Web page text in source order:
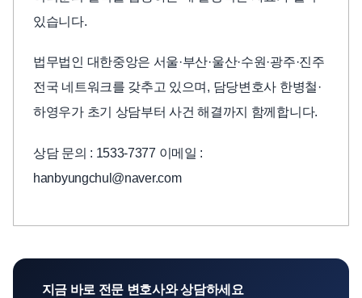
있습니다.
법무법인 대한중앙은 서울·부산·울산·수원·광주·진주
전국 네트워크를 갖추고 있으며, 담당변호사 한병철·
하영우가 초기 상담부터 사건 해결까지 함께합니다.
상담 문의 : 1533-7377 이메일 :
hanbyungchul@naver.com
지금 바로 전문 변호사와 상담하세요